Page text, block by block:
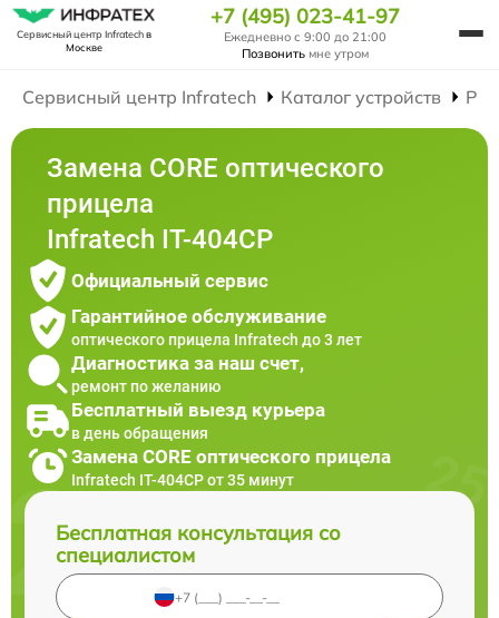
Сервисный центр Infratechв
Москве
+7 (495) 023-41-97
Ежедневно с 9:00 до 21:00
Позвонить мне утром
Сервисный центр Infratech Каталог устройств
Замена CORE оптического
прицела
Infratech IT-404CP
Официальный сервис
Гарантийное обслуживание
оптического прицела Infratech до 3 лет
Диагностика за наш счет,
ремонт по желанию
Бесплатный выезд курьера
в день обращения
Замена CORE оптического прицела
Infratech IT-404CP от 35 минут
Бесплатная консультация со
специалистом